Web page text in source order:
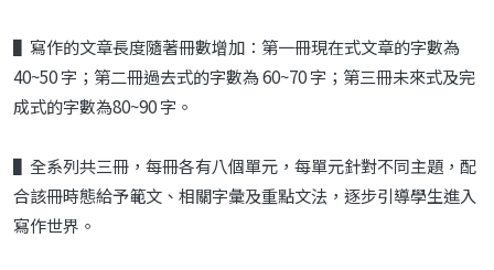
▌寫作的文章長度隨著冊數增加：第一冊現在式文章的字數為
40~50 字；第二冊過去式的字數為 60~70 字；第三冊未來式及完
成式的字數為80~90 字。
▌全系列共三冊，每冊各有八個單元，每單元針對不同主題，配
合該冊時態給予範文、相關字彙及重點文法，逐步引導學生進入
寫作世界。